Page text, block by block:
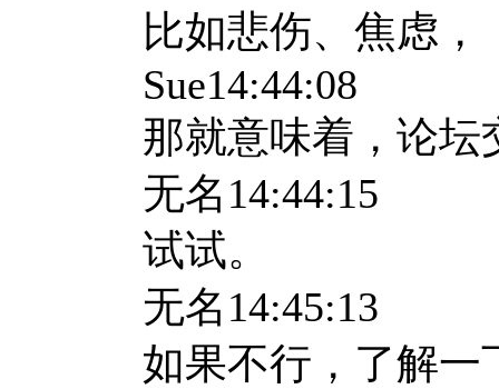
比如悲伤、焦虑，
Sue14:44:08
那就意味着，论坛
无名 14:44:15
试试。
无名 14:45:13
如果不行，了解一